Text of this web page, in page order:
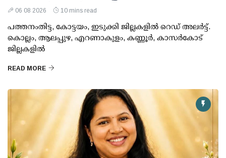
06 08 2026 10 mins read
പത്തനംതിട്ട, കോട്ടയം, ഇടുക്കി ജില്ലകളില്‍ റെഡ് അലര്‍ട്ട്.
കൊല്ലം, ആലപ്പുഴ, എറണാകുളം, കണ്ണൂര്‍, കാസര്‍കോട്
ജില്ലകളില്‍
READ MORE